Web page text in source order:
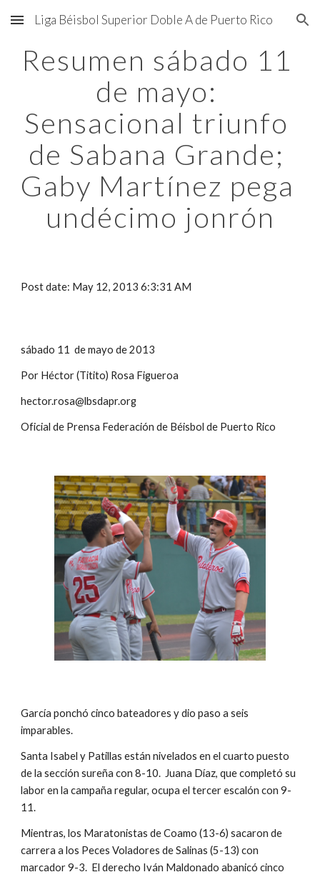
Skip to main content Skip to navigation
Liga Béisbol Superior Doble A de Puerto Rico
Resumen sábado 11
de mayo:
Sensacional triunfo
de Sabana Grande;
Gaby Martínez pega
undécimo jonrón
Post date: May 12, 2013 6:3:31 AM
sábado 11  de mayo de 2013
Por Héctor (Titito) Rosa Figueroa
hector.rosa@lbsdapr.org
Oficial de Prensa Federación de Béisbol de Puerto Rico
García ponchó cinco bateadores y dio paso a seis
imparables.
Santa Isabel y Patillas están nivelados en el cuarto puesto
de la sección sureña con 8-10.  Juana Díaz, que completó su
labor en la campaña regular, ocupa el tercer escalón con 9-
11.
Mientras, los Maratonistas de Coamo (13-6) sacaron de
carrera a los Peces Voladores de Salinas (5-13) con
marcador 9-3.  El derecho Iván Maldonado abanicó cinco